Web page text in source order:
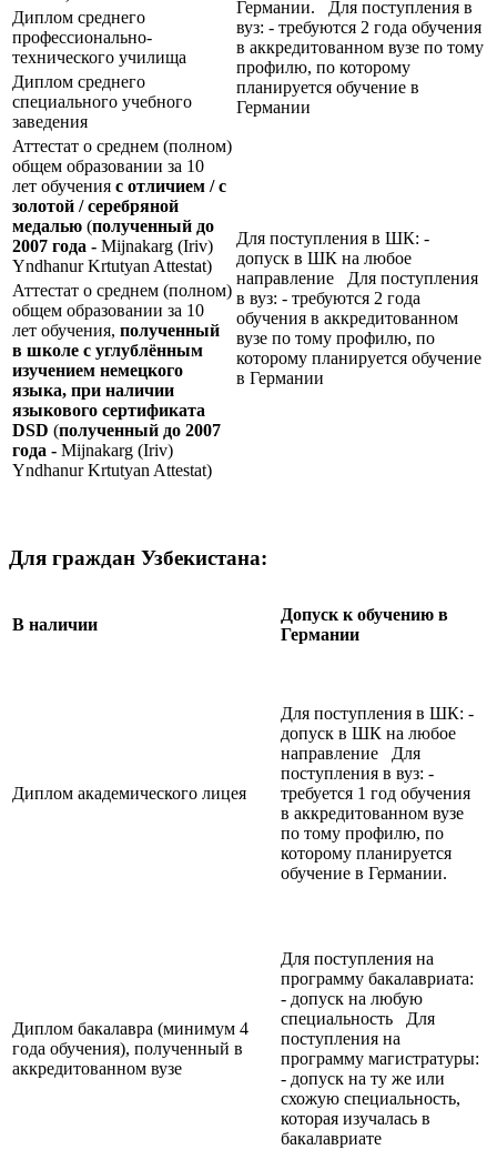
Германии. Для поступления в
вуз: - требуются 2 года обучения
в аккредитованном вузе по тому
профилю, по которому
планируется обучение в
Германии
Диплом среднего
профессионально-
технического училища
Диплом среднего
специального учебного
заведения
Аттестат о среднем (полном)
общем образовании за 10
лет обучения с отличием / с
золотой / серебряной
медалью (полученный до
2007 года - Mijnakarg (Iriv)
Yndhanur Krtutyan Attestat)
Для поступления в ШК: -
допуск в ШК на любое
направление Для поступления
в вуз: - требуются 2 года
обучения в аккредитованном
вузе по тому профилю, по
которому планируется обучение
в Германии
Аттестат о среднем (полном)
общем образовании за 10
лет обучения, полученный
в школе с углублённым
изучением немецкого
языка, при наличии
языкового сертификата
DSD (полученный до 2007
года - Mijnakarg (Iriv)
Yndhanur Krtutyan Attestat)
Для граждан Узбекистана:
В наличии
Допуск к обучению в
Германии
Диплом академического лицея
Для поступления в ШК: -
допуск в ШК на любое
направление Для
поступления в вуз: -
требуется 1 год обучения
в аккредитованном вузе
по тому профилю, по
которому планируется
обучение в Германии.
Диплом бакалавра (минимум 4
года обучения), полученный в
аккредитованном вузе
Для поступления на
программу бакалавриата:
- допуск на любую
специальность Для
поступления на
программу магистратуры:
- допуск на ту же или
схожую специальность,
которая изучалась в
бакалавриате